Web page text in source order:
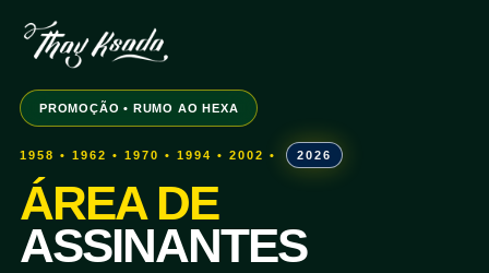
PROMOÇÃO • RUMO AO HEXA
1958 • 1962 • 1970 • 1994 • 2002 • 2026
ÁREA DE
ASSINANTES